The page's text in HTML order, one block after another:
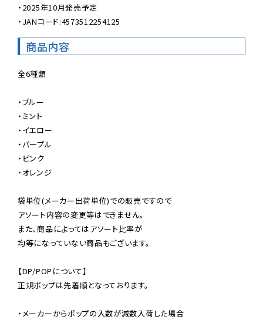
・2025年10月発売予定
・JANコード:4573512254125
商品内容
全6種類
・ブルー
・ミント
・イエロー
・パープル
・ピンク
・オレンジ
袋単位(メーカー出荷単位)での販売ですので
アソート内容の変更等はできません。
また、商品によってはアソート比率が
均等になっていない商品もございます。
【DP/POPについて】
正規ポップは先着順となっております。
・メーカーからポップの入数が減数入荷した場合